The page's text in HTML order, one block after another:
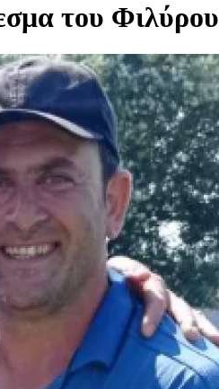
του Φιλύρου